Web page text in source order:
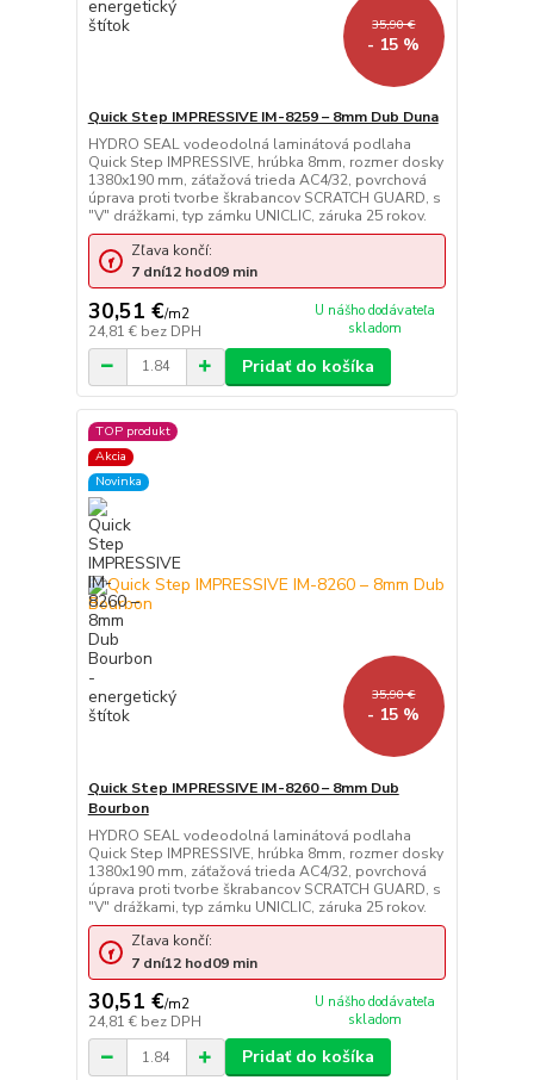
35,90 €
- 15 %
Quick Step IMPRESSIVE IM-8259 – 8mm Dub Duna
HYDRO SEAL vodeodolná laminátová podlaha
Quick Step IMPRESSIVE, hrúbka 8mm, rozmer dosky
1380x190 mm, záťažová trieda AC4/32, povrchová
úprava proti tvorbe škrabancov SCRATCH GUARD, s
"V" drážkami, typ zámku UNICLIC, záruka 25 rokov.
30,51 €/m2
24,81 € bez DPH
U nášho dodávateľa
skladom
Zľava končí:
7 dní12 hod09 min
Pridať do košíka
TOP produkt
Akcia
Novinka
35,90 €
- 15 %
Quick Step IMPRESSIVE IM-8260 – 8mm Dub
Bourbon
HYDRO SEAL vodeodolná laminátová podlaha
Quick Step IMPRESSIVE, hrúbka 8mm, rozmer dosky
1380x190 mm, záťažová trieda AC4/32, povrchová
úprava proti tvorbe škrabancov SCRATCH GUARD, s
"V" drážkami, typ zámku UNICLIC, záruka 25 rokov.
30,51 €/m2
24,81 € bez DPH
U nášho dodávateľa
skladom
Zľava končí:
7 dní12 hod09 min
Pridať do košíka